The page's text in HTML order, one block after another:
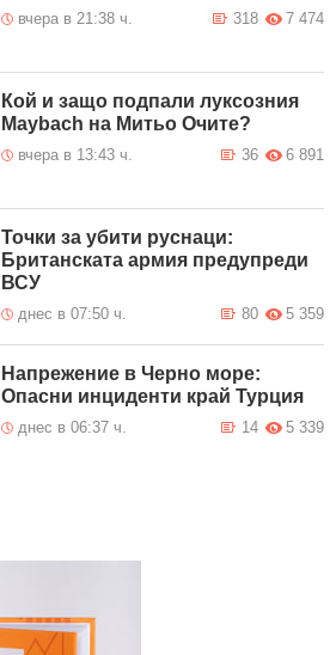
вчера в 21:38 ч. 7 474
318
Кой и защо подпали луксозния
Maybach на Митьо Очите?
вчера в 13:43 ч. 6 891
36
Точки за убити руснаци:
Британската армия предупреди
ВСУ
днес в 07:50 ч. 5 359
80
Напрежение в Черно море:
Опасни инциденти край Турция
днес в 06:37 ч. 5 339
14